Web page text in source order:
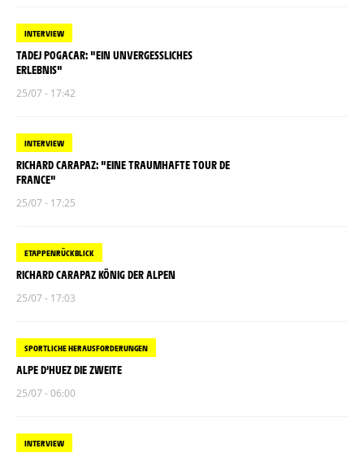
INTERVIEW
TADEJ POGACAR: "EIN UNVERGESSLICHES
ERLEBNIS"
25/07 - 17:42
INTERVIEW
RICHARD CARAPAZ: "EINE TRAUMHAFTE TOUR DE
FRANCE"
25/07 - 17:25
ETAPPENRÜCKBLICK
RICHARD CARAPAZ KÖNIG DER ALPEN
25/07 - 17:03
SPORTLICHE HERAUSFORDERUNGEN
ALPE D’HUEZ DIE ZWEITE
25/07 - 06:00
INTERVIEW